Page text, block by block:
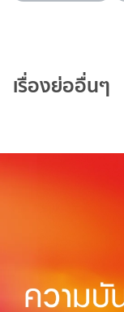
เรื่องย่ออื่นๆ